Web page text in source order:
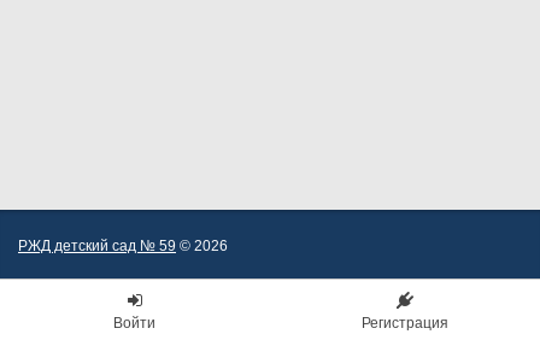
РЖД детский сад № 59 © 2026
Войти Регистрация